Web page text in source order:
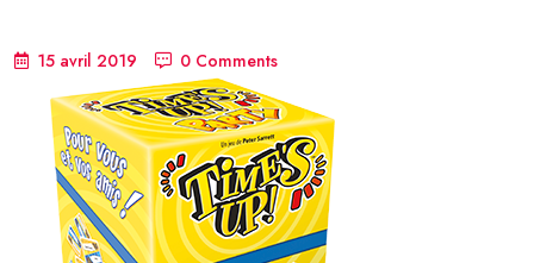
15 avril 2019 0 Comments